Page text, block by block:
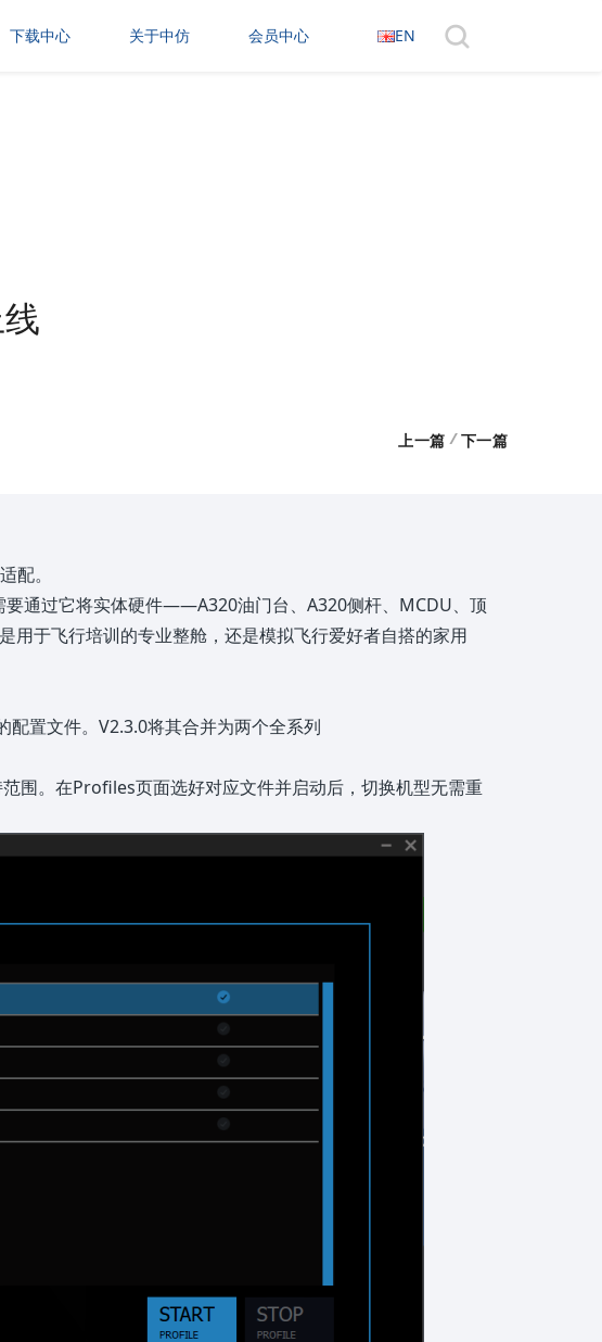
下载中心 关于中仿 会员中心 EN
上一篇 /下一篇
配。
通过它将实体硬件——A320油门台、A320侧杆、MCDU、顶
于飞行培训的专业整舱，还是模拟飞行爱好者自搭的家用
置文件。V2.3.0将其合并为两个全系列
围。在Profiles页面选好对应文件并启动后，切换机型无需重